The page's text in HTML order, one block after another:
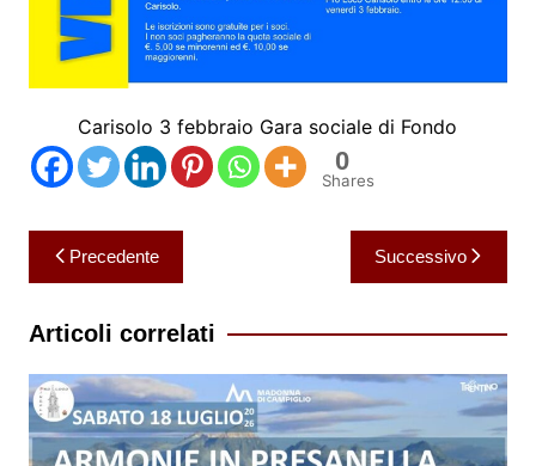
Carisolo 3 febbraio Gara sociale di Fondo
0
Shares
Navigazione
articoli
Precedente Successivo
Articoli correlati